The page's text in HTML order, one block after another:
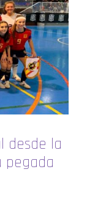
desde la
pegada